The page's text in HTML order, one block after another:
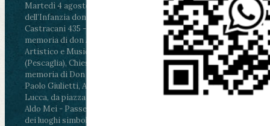
Martedì 4 agosto2026
ore 11:30 - Lucca, Scuola
dell’Infanzia don Aldo Mei - Viale Castruccio
Castracani 435 - Inaugurazione murales in
memoria di don Aldo Mei curato dal Liceo
Artistico e Musicale “Passaglia”
ore 18 - Fiano
(Pescaglia), Chiesa parrocchiale - Messa in
memoria di Don Aldo Mei celebrata da mons.
Paolo Giulietti, Arcivescovo di Lucca
ore 20.30 -
Lucca, da piazza San Michele al Cippo di don
Aldo Mei - Passeggiata della Memoria in alcuni
dei luoghi simbolo della città. Ritrovo alle ore